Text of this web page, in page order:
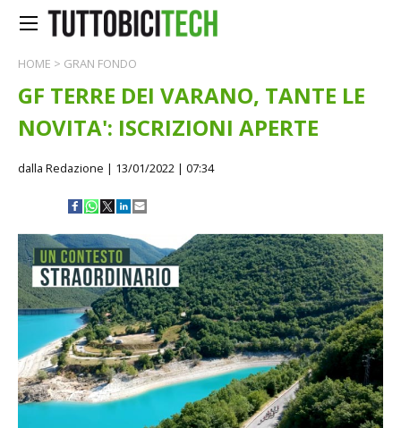
HOME > GRAN FONDO
GF TERRE DEI VARANO, TANTE LE
NOVITA': ISCRIZIONI APERTE
dalla Redazione | 13/01/2022 | 07:34